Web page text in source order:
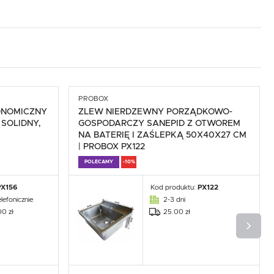
zł
PROBOX
ZLEW NIERDZEWNY PORZĄDKOWO-
GOSPODARCZY SANEPID Z OTWOREM
NA BATERIĘ I ZAŚLEPKĄ 50X40X27 CM
| PROBOX PX122
POLECAMY -10%
Kod produktu: PX122
2-3 dni
25.00 zł